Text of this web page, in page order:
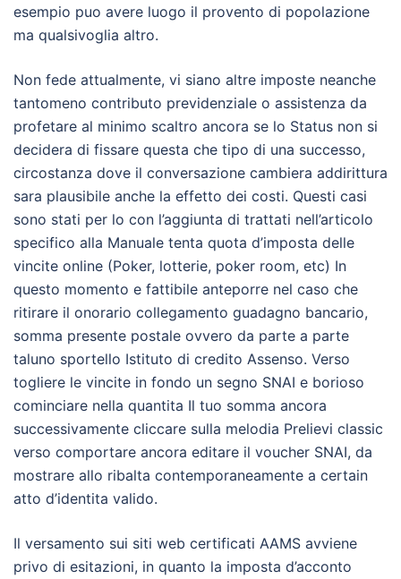
esempio puo avere luogo il provento di popolazione
ma qualsivoglia altro.
Non fede attualmente, vi siano altre imposte neanche
tantomeno contributo previdenziale o assistenza da
profetare al minimo scaltro ancora se lo Status non si
decidera di fissare questa che tipo di una successo,
circostanza dove il conversazione cambiera addirittura
sara plausibile anche la effetto dei costi. Questi casi
sono stati per lo con l’aggiunta di trattati nell’articolo
specifico alla Manuale tenta quota d’imposta delle
vincite online (Poker, lotterie, poker room, etc) In
questo momento e fattibile anteporre nel caso che
ritirare il onorario collegamento guadagno bancario,
somma presente postale ovvero da parte a parte
taluno sportello Istituto di credito Assenso. Verso
togliere le vincite in fondo un segno SNAI e borioso
cominciare nella quantita Il tuo somma ancora
successivamente cliccare sulla melodia Prelievi classic
verso comportare ancora editare il voucher SNAI, da
mostrare allo ribalta contemporaneamente a certain
atto d’identita valido.
Il versamento sui siti web certificati AAMS avviene
privo di esitazioni, in quanto la imposta d’acconto